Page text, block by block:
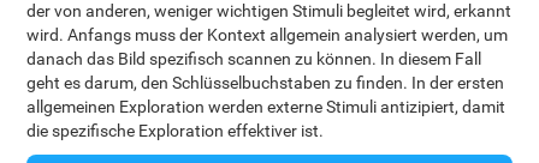
der von anderen, weniger wichtigen Stimuli begleitet wird, erkannt
wird. Anfangs muss der Kontext allgemein analysiert werden, um
danach das Bild spezifisch scannen zu können. In diesem Fall
geht es darum, den Schlüsselbuchstaben zu finden. In der ersten
allgemeinen Exploration werden externe Stimuli antizipiert, damit
die spezifische Exploration effektiver ist.